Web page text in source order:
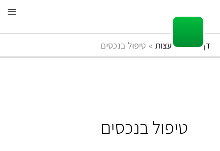
לתוכן
דף הבית עצות טיפול בנכסים
טיפול בנכסים